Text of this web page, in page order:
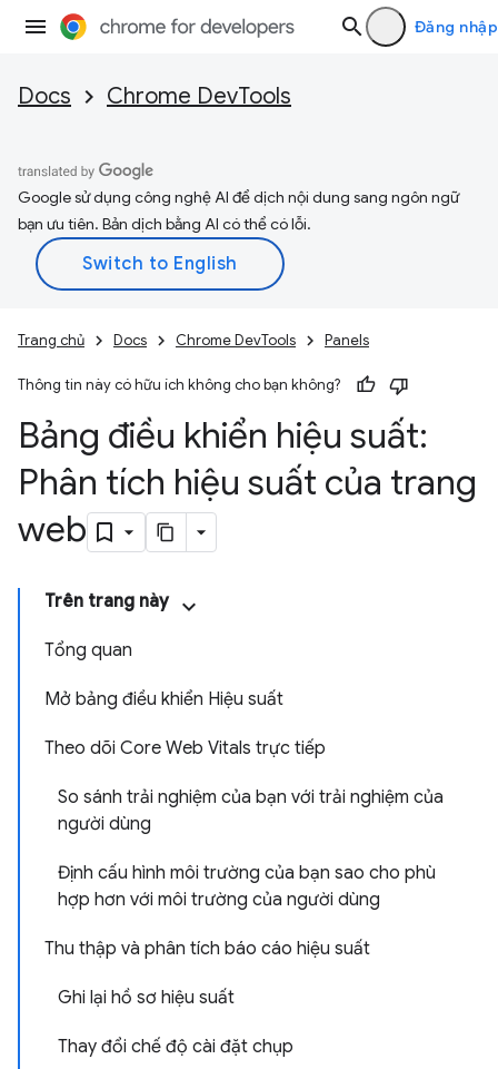
Đăng nhập
Docs Chrome DevTools
Google sử dụng công nghệ AI để dịch nội dung sang ngôn ngữ
bạn ưu tiên. Bản dịch bằng AI có thể có lỗi.
Trang chủ Docs Chrome DevTools Panels
Thông tin này có hữu ích không cho bạn không?
Bảng điều khiển hiệu suất:
Phân tích hiệu suất của trang
web
Trên trang này
Tổng quan
Mở bảng điều khiển Hiệu suất
Theo dõi Core Web Vitals trực tiếp
So sánh trải nghiệm của bạn với trải nghiệm của
người dùng
Định cấu hình môi trường của bạn sao cho phù
hợp hơn với môi trường của người dùng
Thu thập và phân tích báo cáo hiệu suất
Ghi lại hồ sơ hiệu suất
Thay đổi chế độ cài đặt chụp